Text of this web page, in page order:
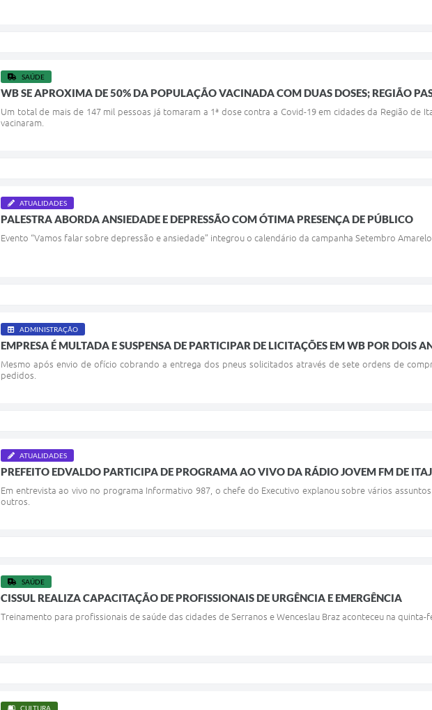
SAÚDE
WB SE APROXIMA DE 50% DA POPULAÇÃO VACINADA COM DUAS DOSES; REGIÃO
Um total de mais de 147 mil pessoas já tomaram a 1ª dose contra a Covid-19 em cidades da Região de
vacinaram.
ATUALIDADES
PALESTRA ABORDA ANSIEDADE E DEPRESSÃO COM ÓTIMA PRESENÇA DE PÚBLICO
Evento “Vamos falar sobre depressão e ansiedade” integrou o calendário da campanha Setembro
ADMINISTRAÇÃO
EMPRESA É MULTADA E SUSPENSA DE PARTICIPAR DE LICITAÇÕES EM WB POR DOIS
Mesmo após envio de ofício cobrando a entrega dos pneus solicitados através de sete ordens de
pedidos.
ATUALIDADES
PREFEITO EDVALDO PARTICIPA DE PROGRAMA AO VIVO DA RÁDIO JOVEM FM DE
Em entrevista ao vivo no programa Informativo 987, o chefe do Executivo explanou sobre vários
outros.
SAÚDE
CISSUL REALIZA CAPACITAÇÃO DE PROFISSIONAIS DE URGÊNCIA E EMERGÊNCIA
Treinamento para profissionais de saúde das cidades de Serranos e Wenceslau Braz aconteceu na quinta-
CULTURA